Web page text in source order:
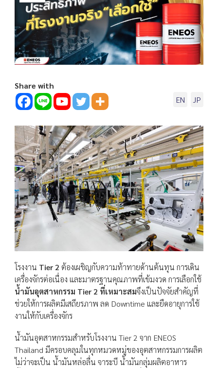
Share with
EN
JP
โรงงาน Tier 2 ต้องเผชิญกับความท้าทายด้านต้นทุน การเดิน
เครื่องจักรต่อเนื่อง และมาตรฐานคุณภาพที่เข้มงวด การเลือกใช้
น้ำมันอุตสาหกรรม Tier 2 ที่เหมาะสมจึงเป็นปัจจัยสำคัญที่
ช่วยให้การผลิตมีเสถียรภาพ ลด Downtime และยืดอายุการใช้
งานให้กับเครื่องจักร
น้ำมันอุตสาหกรรมสำหรับโรงงาน Tier 2 จาก ENEOS
Thailand มีครอบคลุมในทุกหมวดหมู่ของอุตสาหกรรมการผลิต
ไม่ว่าจะเป็น น้ำมันหล่อลื่น จาระบี น้ำมันกลุ่มผลิตอาหาร